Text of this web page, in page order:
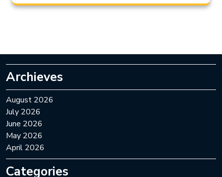
Archieves
August 2026
July 2026
June 2026
May 2026
April 2026
Categories